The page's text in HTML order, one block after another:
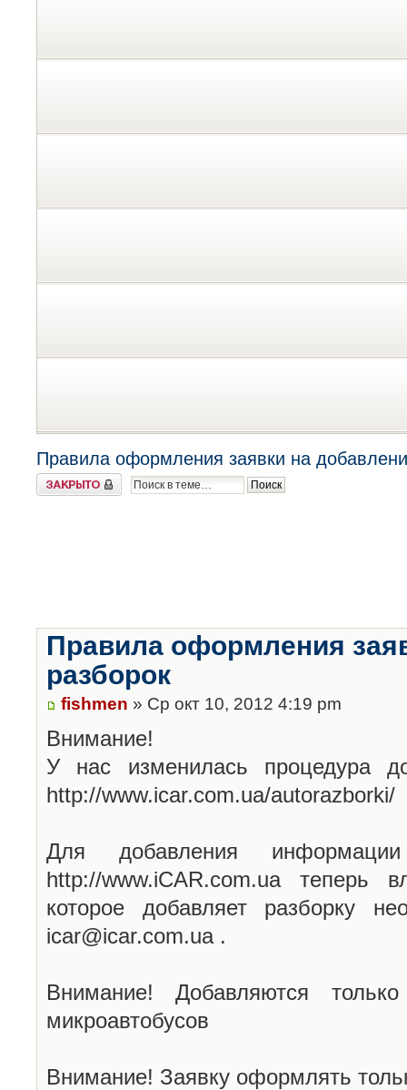
Правила оформления заявки на
Закрыто
Правила оформления
разборок
fishmen » Ср окт 10, 2012 4:19 pm
Внимание!
У нас изменилась процедура
http://www.icar.com.ua/autorazborki/
Для добавления
http://www.iCAR.com.ua теперь
которое добавляет разборку
icar@icar.com.ua .
Внимание! Добавляются
микроавтобусов
Внимание! Заявку оформлять